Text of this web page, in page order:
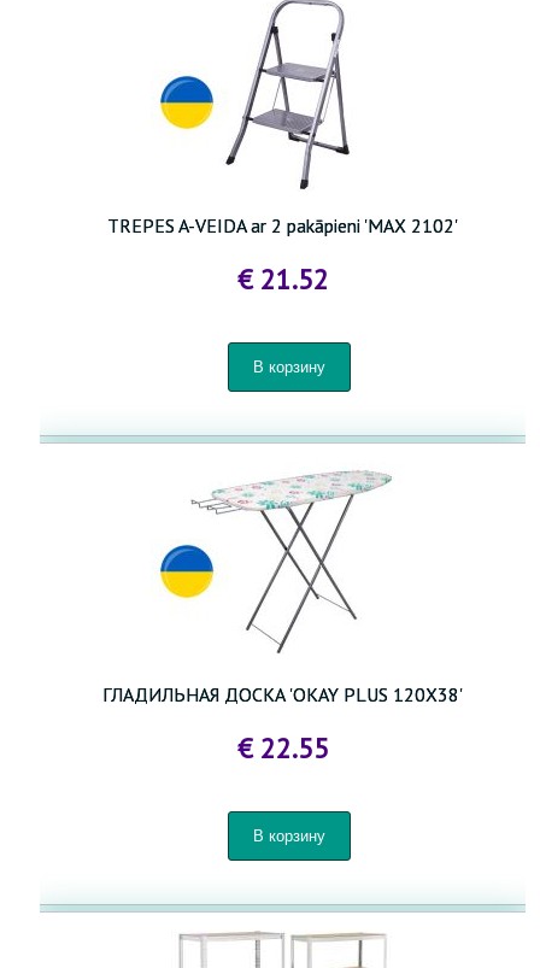
TREPES A-VEIDA ar 2 pakāpieni 'MAX 2102'
€ 21.52
ГЛАДИЛЬНАЯ ДОСКА 'OKAY PLUS 120X38'
€ 22.55